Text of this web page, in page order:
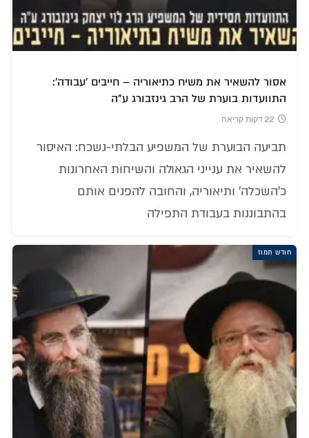
אסור להשאיר את משיח כתיאוריה – חייבים 'עבודה':
התוועדות בוערת של הרב גינזבורג ע"ה
22 דקות קריאה
תביעה הבוערת של המשפיע הבלתי-נשכח: האיסור
להשאיר את ענייני הגאולה והשיחות האחרונות
כ'השכלה' ותיאוריה, והחובה להפנים אותם
בהתבוננות בעבודת התפילה
חודש תמוז